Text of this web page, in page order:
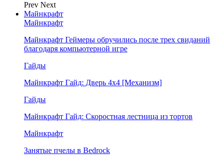
Prev Next
Майнкрафт
Майнкрафт
Майнкрафт Геймеры обручились после трех свиданий
благодаря компьютерной игре
Гайды
Майнкрафт Гайд: Дверь 4х4 [Механизм]
Гайды
Майнкрафт Гайд: Скоростная лестница из тортов
Майнкрафт
Занятые пчелы в Bedrock